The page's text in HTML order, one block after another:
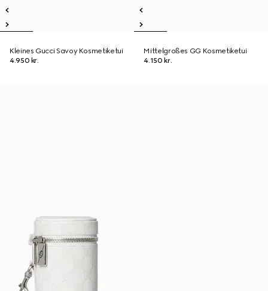
Kleines Gucci Savoy Kosmetiketui
4.950 kr.
Mittelgroßes GG Kosmetiketui
4.150 kr.